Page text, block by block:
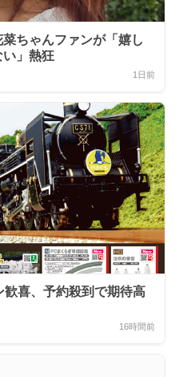
菜ちゃんファンが「嬉し
い」熱狂
1日前
喜、予約殺到で期待高
16時間前